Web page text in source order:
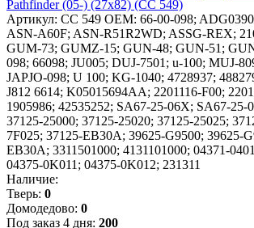
Pathfinder (05-) (27x82) (CC 549)
Артикул: CC 549 OEM: 66-00-098;
ASN-A60F; ASN-R51R2WD; ASSG-REX;
GUM-73; GUMZ-15; GUN-48; GUN-51;
098; 66098; JU005; DUJ-7501; u-100; MUJ-
JAPJO-098; U 100; KG-1040; 4728937;
J812 6614; K05015694AA; 2201116-F00;
1905986; 42535252; SA67-25-06X; SA67-25-
37125-25000; 37125-25020; 37125-25025;
7F025; 37125-EB30A; 39625-G9500; 39625-
EB30A; 3311501000; 4131101000; 04371-
04375-0K011; 04375-0K012; 231311
Наличие:
Тверь: 0
Домодедово: 0
Под заказ 4 дня: 200